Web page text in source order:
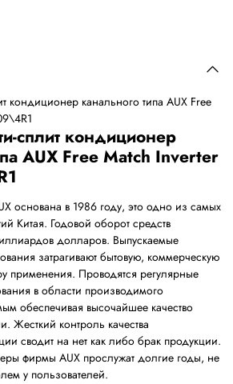
сплит кондиционер
AUX Free Match Inverter
основана в 1986 году, это одно из самых
Китая. Годовой оборот средств
долларов. Выпускаемые
затрагивают бытовую, коммерческую
применения. Проводятся регулярные
в области производимого
обеспечивая высочайшее качество
Жесткий контроль качества
сводит на нет как либо брак продукции.
фирмы AUX прослужат долгие годы, не
у пользователей.